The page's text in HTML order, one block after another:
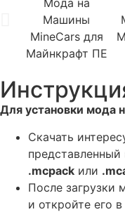
Для установки мода
Скачать
.mcpack или
После загрузки
и откройте его